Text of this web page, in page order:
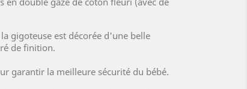
gigoteuse est décorée d'une belle
de finition.
garantir la meilleure sécurité du bébé.